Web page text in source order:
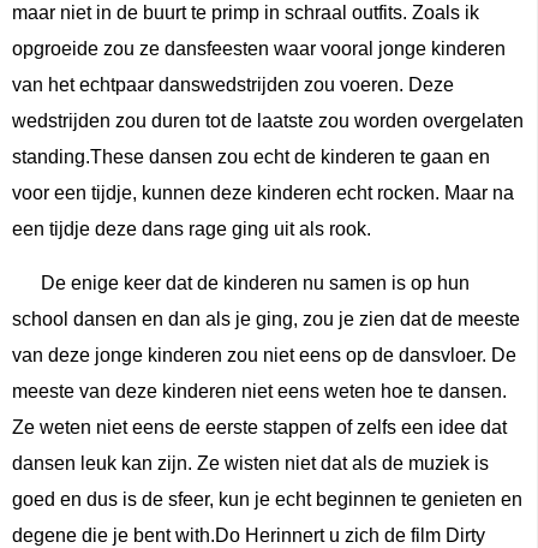
maar niet in de buurt te primp in schraal outfits. Zoals ik
opgroeide zou ze dansfeesten waar vooral jonge kinderen
van het echtpaar danswedstrijden zou voeren. Deze
wedstrijden zou duren tot de laatste zou worden overgelaten
standing.These dansen zou echt de kinderen te gaan en
voor een tijdje, kunnen deze kinderen echt rocken. Maar na
een tijdje deze dans rage ging uit als rook.
De enige keer dat de kinderen nu samen is op hun
school dansen en dan als je ging, zou je zien dat de meeste
van deze jonge kinderen zou niet eens op de dansvloer. De
meeste van deze kinderen niet eens weten hoe te dansen.
Ze weten niet eens de eerste stappen of zelfs een idee dat
dansen leuk kan zijn. Ze wisten niet dat als de muziek is
goed en dus is de sfeer, kun je echt beginnen te genieten en
degene die je bent with.Do Herinnert u zich de film Dirty